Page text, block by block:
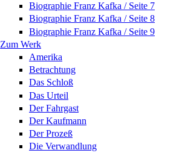
Biographie Franz Kafka / Seite 7
Biographie Franz Kafka / Seite 8
Biographie Franz Kafka / Seite 9
Zum Werk
Amerika
Betrachtung
Das Schloß
Das Urteil
Der Fahrgast
Der Kaufmann
Der Prozeß
Die Verwandlung